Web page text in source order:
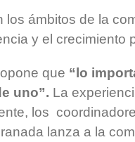
ámbitos de la
y el crecimiento
que “lo
uno”. La
los
lanza a la